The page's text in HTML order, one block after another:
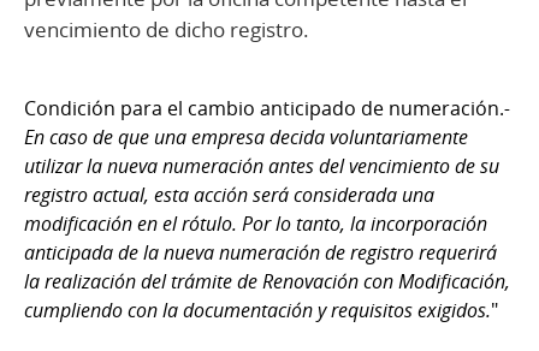
vencimiento de dicho registro.
Condición para el cambio anticipado de numeración.-
En caso de que una empresa decida voluntariamente
utilizar la nueva numeración antes del vencimiento de su
registro actual, esta acción será considerada una
modificación en el rótulo. Por lo tanto, la incorporación
anticipada de la nueva numeración de registro requerirá
la realización del trámite de Renovación con Modificación,
cumpliendo con la documentación y requisitos exigidos."